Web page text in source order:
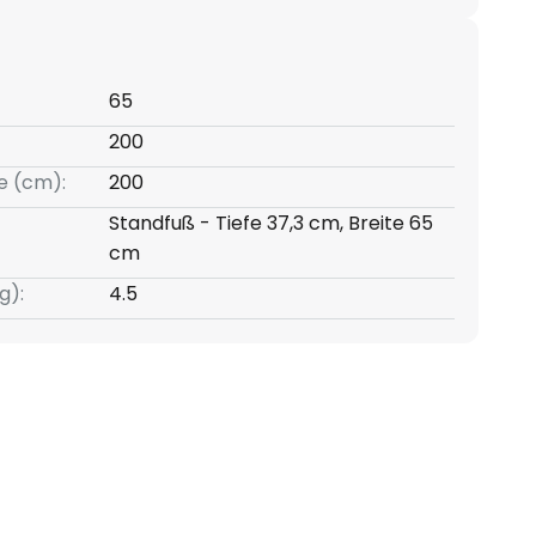
65
200
(cm):
200
Standfuß - Tiefe 37,3 cm, Breite 65
cm
4.5